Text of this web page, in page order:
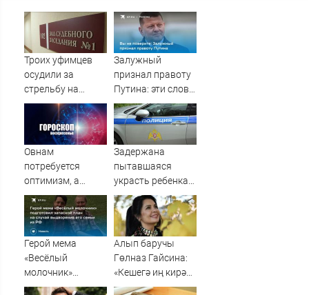
Троих уфимцев
осудили за
стрельбу на
кладбище в
Башкирии
Залужный
признал правоту
Путина: эти слова
прозвучали не
просто так
Овнам
потребуется
оптимизм, а
Водолеям –
настойчивость:
гороскоп на
воскресенье, 9
августа
Задержана
пытавшаяся
украсть ребенка
россиянка
Герой мема
«Весёлый
молочник»
подготовил
Алып баручы
Гөлназ Гайсина:
«Кешегә иң кирәк
әйбер - җылы сүз»